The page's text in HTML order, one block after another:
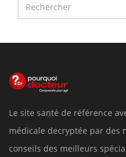
Le site santé de référence
médicale decryptée par des
conseils des meilleurs